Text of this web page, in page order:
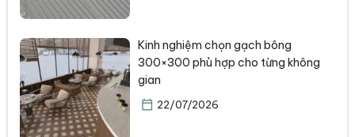
Kinh nghiệm chọn gạch bông
300×300 phù hợp cho từng không
gian
22/07/2026